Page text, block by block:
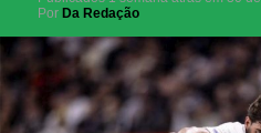
Por Da Redação